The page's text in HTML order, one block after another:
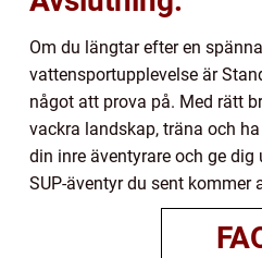
Om du längtar efter en
vattensportupplevelse är
något att prova på. Med rätt
vackra landskap, träna och
din inre äventyrare och ge
SUP-äventyr du sent kommer